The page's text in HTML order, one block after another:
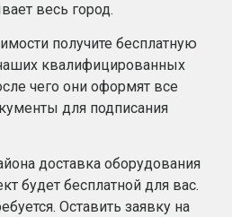
весь город.
получите бесплатную
квалифицированных
чего они оформят все
для подписания
доставка оборудования
будет бесплатной для вас.
Оставить заявку на